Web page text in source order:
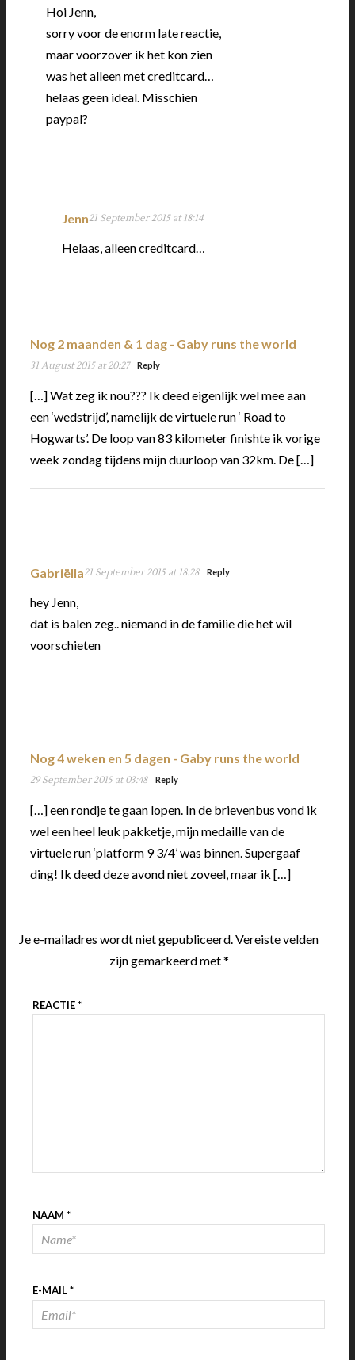
Hoi Jenn,
sorry voor de enorm late reactie,
maar voorzover ik het kon zien
was het alleen met creditcard…
helaas geen ideal. Misschien
paypal?
Jenn21 September 2015 at 18:14
Helaas, alleen creditcard…
Nog 2 maanden & 1 dag - Gaby runs the world
31 August 2015 at 20:27 Reply
[…] Wat zeg ik nou??? Ik deed eigenlijk wel mee aan
een ‘wedstrijd’, namelijk de virtuele run ‘ Road to
Hogwarts’. De loop van 83 kilometer finishte ik vorige
week zondag tijdens mijn duurloop van 32km. De […]
Gabriëlla21 September 2015 at 18:28 Reply
hey Jenn,
dat is balen zeg.. niemand in de familie die het wil
voorschieten
Nog 4 weken en 5 dagen - Gaby runs the world
29 September 2015 at 03:48 Reply
[…] een rondje te gaan lopen. In de brievenbus vond ik
wel een heel leuk pakketje, mijn medaille van de
virtuele run ‘platform 9 3/4’ was binnen. Supergaaf
ding! Ik deed deze avond niet zoveel, maar ik […]
Je e-mailadres wordt niet gepubliceerd. Vereiste velden
zijn gemarkeerd met*
REACTIE*
NAAM *
E-MAIL*